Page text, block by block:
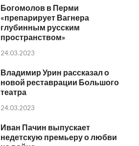
Богомолов в Перми
«препарирует Вагнера
глубинным русским
пространством»
24.03.2023
Владимир Урин рассказал о
новой реставрации Большого
театра
24.03.2023
Иван Пачин выпускает
недетскую премьеру о любви